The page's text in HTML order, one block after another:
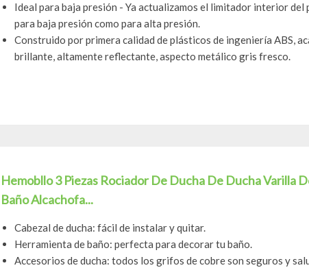
Ideal para baja presión - Ya actualizamos el limitador interior
para baja presión como para alta presión.
Construido por primera calidad de plásticos de ingeniería ABS,
brillante, altamente reflectante, aspecto metálico gris fresco.
Hemobllo 3 Piezas Rociador De Ducha De Ducha Varilla
Baño Alcachofa...
Cabezal de ducha: fácil de instalar y quitar.
Herramienta de baño: perfecta para decorar tu baño.
Accesorios de ducha: todos los grifos de cobre son seguros y